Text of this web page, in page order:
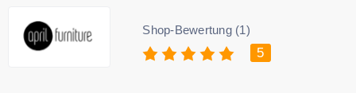
Shop-Bewertung (1)
5